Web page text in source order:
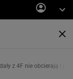
z 4F nie obcierają i